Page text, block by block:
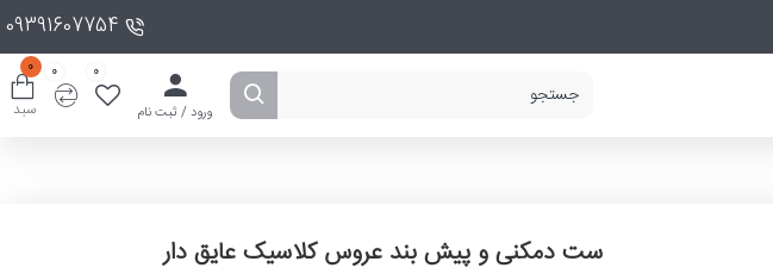
09391607754
ورود / ثبت نام
0
0
سبد
0
ست دمکنی و پیش بند عروس کلاسیک عایق دار